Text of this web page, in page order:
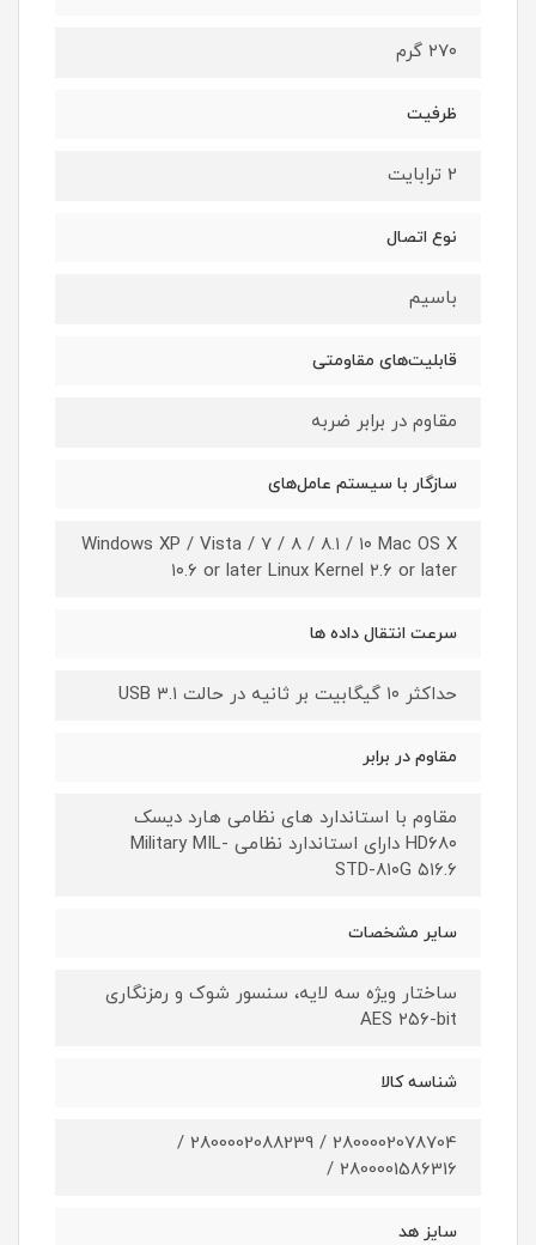
۲۷۰ گرم
ظرفیت
2 ترابایت
نوع اتصال
باسیم
قابلیت‌های مقاومتی
مقاوم در برابر ضربه
سازگار با سیستم‌ عامل‌های
Windows XP / Vista / ۷ / ۸ / ۸.۱ / ۱۰ Mac OS X
۱۰.۶ or later Linux Kernel ۲.۶ or later
سرعت انتقال داده‌ ها
حداکثر ۱۰ گیگابیت بر ثانیه در حالت USB ۳.۱
مقاوم در برابر
مقاوم با استاندارد های نظامی هارد دیسک
HD۶۸۰ دارای استاندارد نظامی Military MIL-
STD-۸۱۰G ۵۱۶.۶
سایر مشخصات
ساختار ویژه سه لایه، سنسور شوک و رمزنگاری
AES ۲۵۶-bit
شناسه کالا
2800002078704 / 2800002088239 /
2800001586316 /
سایز هد